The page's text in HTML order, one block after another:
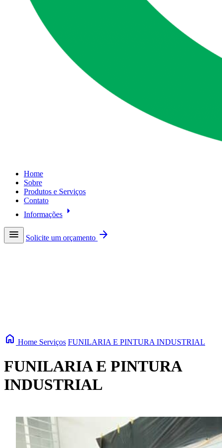
Home
Sobre
Produtos e Serviços
Contato
Informações arrow_right
menu
Solicite um orçamento arrow_forward
home Home Serviços FUNILARIA E PINTURA INDUSTRIAL
FUNILARIA E PINTURA
INDUSTRIAL